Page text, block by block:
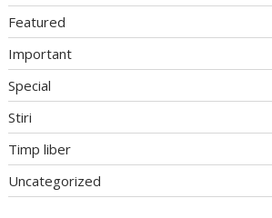
Featured
Important
Special
Stiri
Timp liber
Uncategorized